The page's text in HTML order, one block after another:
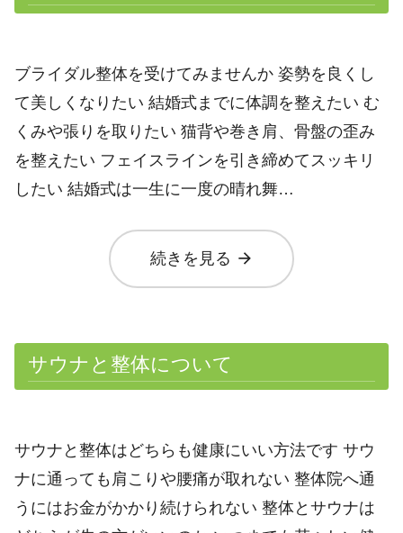
ブライダル整体を受けてみませんか 姿勢を良くし
て美しくなりたい 結婚式までに体調を整えたい む
くみや張りを取りたい 猫背や巻き肩、骨盤の歪み
を整えたい フェイスラインを引き締めてスッキリ
したい 結婚式は一生に一度の晴れ舞…
続きを見る arrow_forward
サウナと整体について
サウナと整体はどちらも健康にいい方法です サウ
ナに通っても肩こりや腰痛が取れない 整体院へ通
うにはお金がかかり続けられない 整体とサウナは